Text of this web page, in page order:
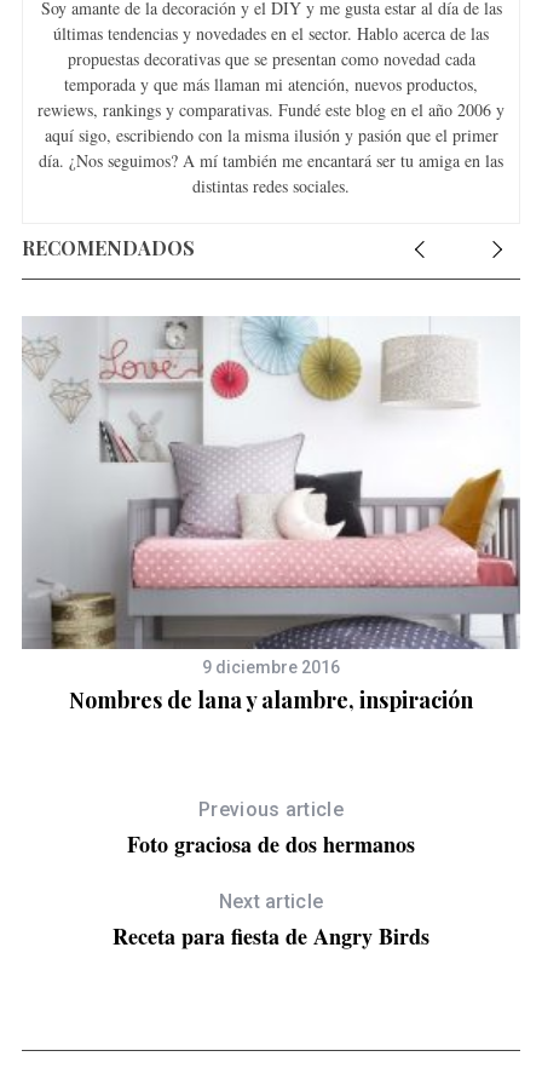
Soy amante de la decoración y el DIY y me gusta estar al día de las
últimas tendencias y novedades en el sector. Hablo acerca de las
propuestas decorativas que se presentan como novedad cada
temporada y que más llaman mi atención, nuevos productos,
rewiews, rankings y comparativas. Fundé este blog en el año 2006 y
aquí sigo, escribiendo con la misma ilusión y pasión que el primer
día. ¿Nos seguimos? A mí también me encantará ser tu amiga en las
distintas redes sociales.
RECOMENDADOS
9 diciembre 2016
Nombres de lana y alambre, inspiración
Previous article
Foto graciosa de dos hermanos
Next article
Receta para fiesta de Angry Birds